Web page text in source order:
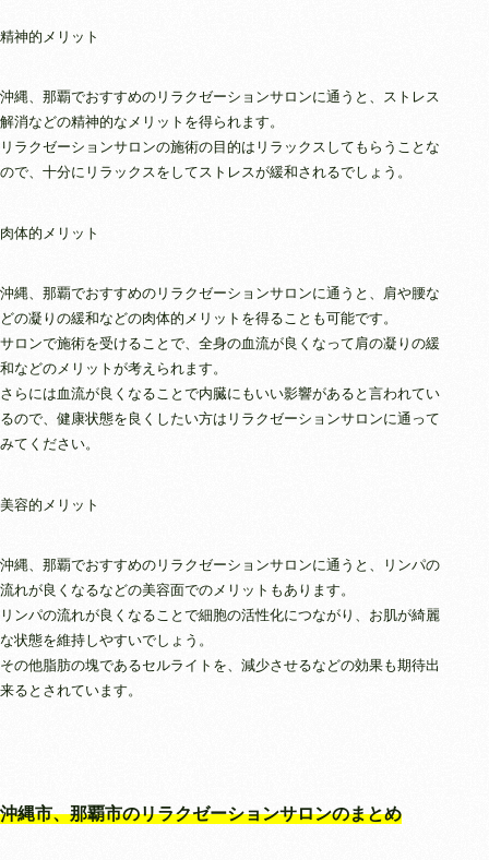
精神的メリット
沖縄、那覇でおすすめのリラクゼーションサロンに通うと、ストレス
解消などの精神的なメリットを得られます。
リラクゼーションサロンの施術の目的はリラックスしてもらうことな
ので、十分にリラックスをしてストレスが緩和されるでしょう。
肉体的メリット
沖縄、那覇でおすすめのリラクゼーションサロンに通うと、肩や腰な
どの凝りの緩和などの肉体的メリットを得ることも可能です。
サロンで施術を受けることで、全身の血流が良くなって肩の凝りの緩
和などのメリットが考えられます。
さらには血流が良くなることで内臓にもいい影響があると言われてい
るので、健康状態を良くしたい方はリラクゼーションサロンに通って
みてください。
美容的メリット
沖縄、那覇でおすすめのリラクゼーションサロンに通うと、リンパの
流れが良くなるなどの美容面でのメリットもあります。
リンパの流れが良くなることで細胞の活性化につながり、お肌が綺麗
な状態を維持しやすいでしょう。
その他脂肪の塊であるセルライトを、減少させるなどの効果も期待出
来るとされています。
沖縄市、那覇市のリラクゼーションサロンのまとめ